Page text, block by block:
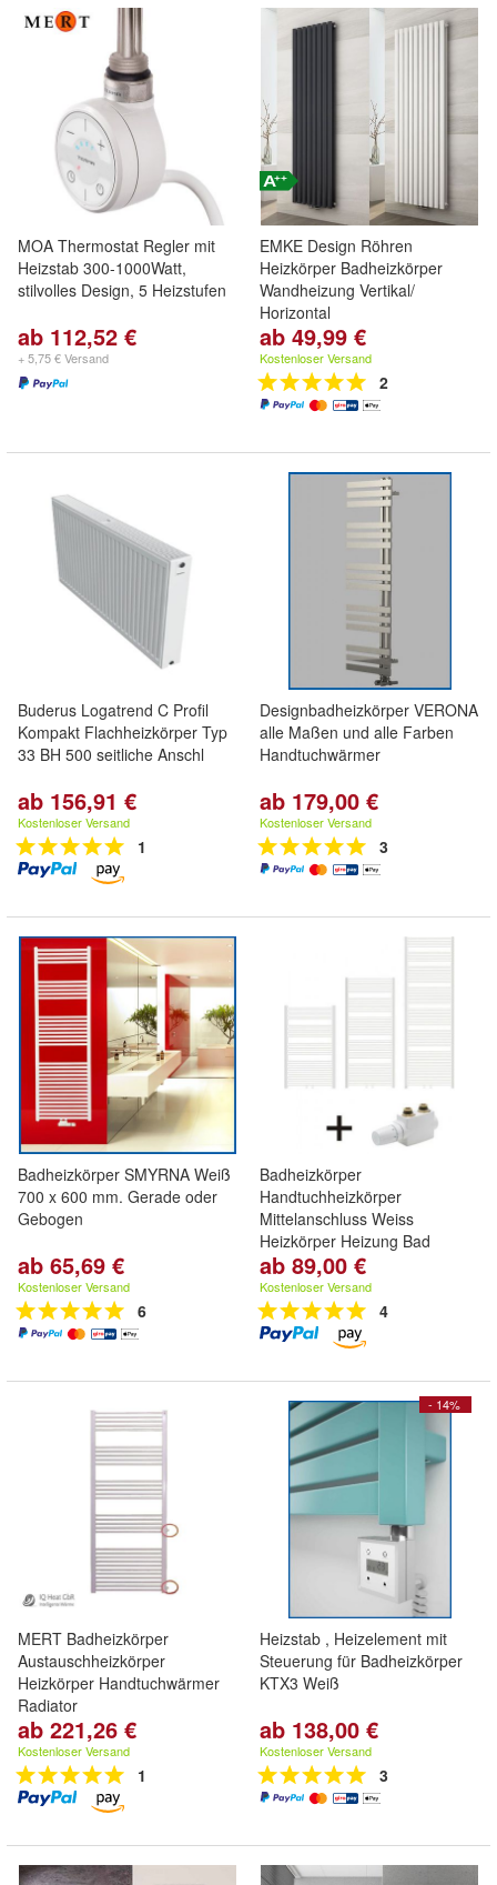
MOA Thermostat Regler mit
Heizstab 300-1000Watt,
stilvolles Design, 5 Heizstufen
ab 112,52 €
+ 5,75 € Versand
EMKE Design Röhren
Heizkörper Badheizkörper
Wandheizung Vertikal/
Horizontal
ab 49,99 €
Kostenloser Versand
2
Buderus Logatrend C Profil
Kompakt Flachheizkörper Typ
33 BH 500 seitliche Anschl
ab 156,91 €
Kostenloser Versand
1
Designbadheizkörper VERONA
alle Maßen und alle Farben
Handtuchwärmer
ab 179,00 €
Kostenloser Versand
3
Badheizkörper SMYRNA Weiß
700 x 600 mm. Gerade oder
Gebogen
ab 65,69 €
Kostenloser Versand
6
Badheizkörper
Handtuchheizkörper
Mittelanschluss Weiss
Heizkörper Heizung Bad
ab 89,00 €
Kostenloser Versand
4
MERT Badheizkörper
Austauschheizkörper
Heizkörper Handtuchwärmer
Radiator
ab 221,26 €
Kostenloser Versand
1
- 14%
Heizstab , Heizelement mit
Steuerung für Badheizkörper
KTX3 Weiß
ab 138,00 €
Kostenloser Versand
3